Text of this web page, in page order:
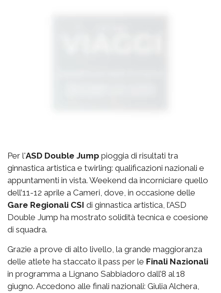
Per l'ASD Double Jump pioggia di risultati tra
ginnastica artistica e twirling: qualificazioni nazionali e
appuntamenti in vista. Weekend da incorniciare quello
dell’11-12 aprile a Cameri, dove, in occasione delle
Gare Regionali CSI di ginnastica artistica, l’ASD
Double Jump ha mostrato solidità tecnica e coesione
di squadra.
Grazie a prove di alto livello, la grande maggioranza
delle atlete ha staccato il pass per le Finali Nazionali
in programma a Lignano Sabbiadoro dall’8 al 18
giugno. Accedono alle finali nazionali: Giulia Alchera,